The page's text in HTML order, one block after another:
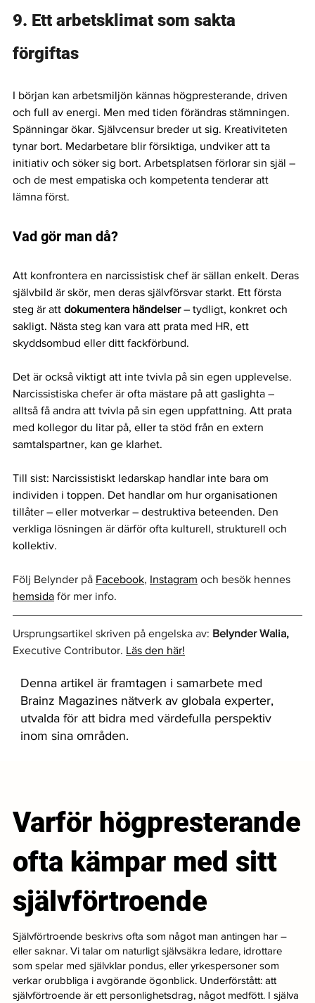
9. Ett arbetsklimat som sakta
förgiftas
I början kan arbetsmiljön kännas högpresterande, driven
och full av energi. Men med tiden förändras stämningen.
Spänningar ökar. Självcensur breder ut sig. Kreativiteten
tynar bort. Medarbetare blir försiktiga, undviker att ta
initiativ och söker sig bort. Arbetsplatsen förlorar sin själ –
och de mest empatiska och kompetenta tenderar att
lämna först.
Vad gör man då?
Att konfrontera en narcissistisk chef är sällan enkelt. Deras
självbild är skör, men deras självförsvar starkt. Ett första
steg är att dokumentera händelser – tydligt, konkret och
sakligt. Nästa steg kan vara att prata med HR, ett
skyddsombud eller ditt fackförbund.
Det är också viktigt att inte tvivla på sin egen upplevelse.
Narcissistiska chefer är ofta mästare på att gaslighta –
alltså få andra att tvivla på sin egen uppfattning. Att prata
med kollegor du litar på, eller ta stöd från en extern
samtalspartner, kan ge klarhet.
Till sist: Narcissistiskt ledarskap handlar inte bara om
individen i toppen. Det handlar om hur organisationen
tillåter – eller motverkar – destruktiva beteenden. Den
verkliga lösningen är därför ofta kulturell, strukturell och
kollektiv.
Följ Belynder på Facebook, Instagram och besök hennes
hemsida för mer info.
Ursprungsartikel skriven på engelska av: Belynder Walia,
Executive Contributor. Läs den här!
Denna artikel är framtagen i samarbete med
Brainz Magazines nätverk av globala experter,
utvalda för att bidra med värdefulla perspektiv
inom sina områden.
Varför högpresterande
ofta kämpar med sitt
självförtroende
Självförtroende beskrivs ofta som något man antingen har –
eller saknar. Vi talar om naturligt självsäkra ledare, idrottare
som spelar med självklar pondus, eller yrkespersoner som
verkar orubbliga i avgörande ögonblick. Underförstått: att
självförtroende är ett personlighetsdrag, något medfött. I själva